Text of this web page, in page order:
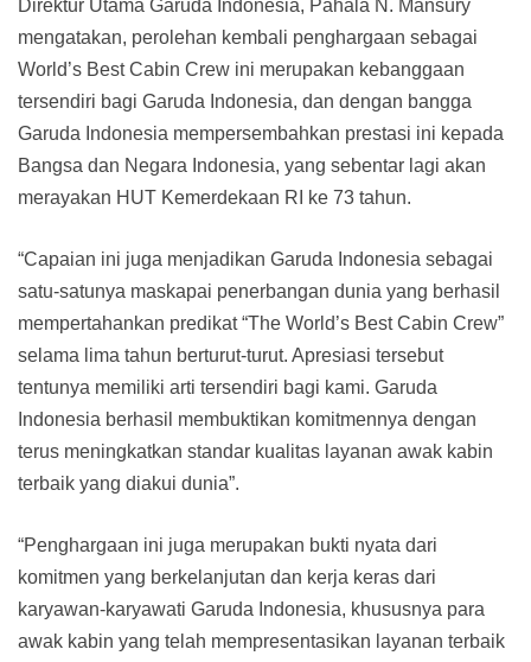
Direktur Utama Garuda Indonesia, Pahala N. Mansury
mengatakan, perolehan kembali penghargaan sebagai
World’s Best Cabin Crew ini merupakan kebanggaan
tersendiri bagi Garuda Indonesia, dan dengan bangga
Garuda Indonesia mempersembahkan prestasi ini kepada
Bangsa dan Negara Indonesia, yang sebentar lagi akan
merayakan HUT Kemerdekaan RI ke 73 tahun.
“Capaian ini juga menjadikan Garuda Indonesia sebagai
satu-satunya maskapai penerbangan dunia yang berhasil
mempertahankan predikat “The World’s Best Cabin Crew”
selama lima tahun berturut-turut. Apresiasi tersebut
tentunya memiliki arti tersendiri bagi kami. Garuda
Indonesia berhasil membuktikan komitmennya dengan
terus meningkatkan standar kualitas layanan awak kabin
terbaik yang diakui dunia”.
“Penghargaan ini juga merupakan bukti nyata dari
komitmen yang berkelanjutan dan kerja keras dari
karyawan-karyawati Garuda Indonesia, khususnya para
awak kabin yang telah mempresentasikan layanan terbaik